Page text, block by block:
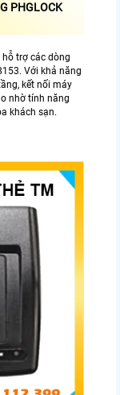
PHGLOCK
hỗ trợ các dòng
Với khả năng
kết nối máy
nhờ tính năng
khách sạn.